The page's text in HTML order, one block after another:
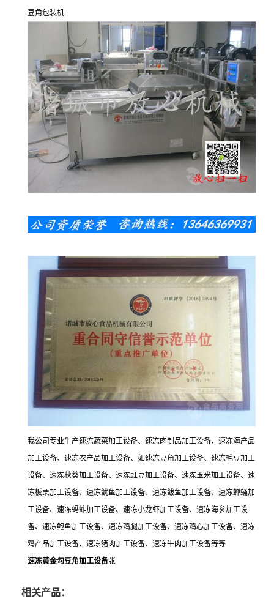
豆角包装机
我公司专业生产速冻蔬菜加工设备、速冻肉制品加工设备、速冻海产品
加工设备、速冻农产品加工设备、如速冻豆角加工设备、速冻毛豆加工
设备、速冻秋葵加工设备、速冻豇豆加工设备、速冻玉米加工设备、速
冻板栗加工设备、速冻鱿鱼加工设备、速冻鲅鱼加工设备、速冻蝉蛹加
工设备、速冻蚂蚱加工设备、速冻小龙虾加工设备、速冻海参加工设
备、速冻鲍鱼加工设备、速冻鸡腿加工设备、速冻鸡心加工设备、速冻
鸡产品加工设备、速冻猪肉加工设备、速冻牛肉加工设备等等
速冻黄金勾豆角加工设备张
相关产品：